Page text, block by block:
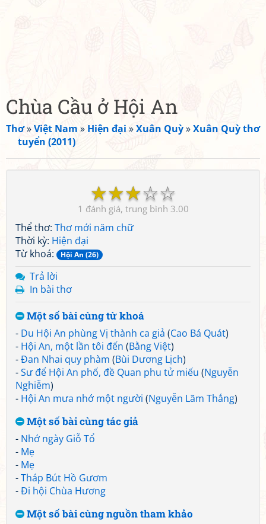
Chùa Cầu ở Hội An
Thơ»Việt Nam » Hiện đại »Xuân Quỳ»Xuân Quỳ thơ
tuyển (2011)
☆
☆
☆
☆
☆
1 3.00
Thể thơ: Thơ mới năm chữ
Thời kỳ: Hiện đại
Từ khoá:
Hội An (26)
Trả lời
In bài thơ
Một số bài cùng từ khoá
- Du Hội An phùng Vị thành ca giả (Cao Bá Quát)
- Hội An, một lần tôi đến (Bằng Việt)
-Đan Nhai quy phàm (Bùi Dương Lịch)
-Sư để Hội An phố, đề Quan phu tử miếu (Nguyễn
Nghiễm)
- Hội An mưa nhớ một người (Nguyễn Lãm Thắng)
Một số bài cùng tác giả
- Nhớ ngày Giỗ Tổ
- Mẹ
- Mẹ
-Tháp Bút Hồ Gươm
-Đi hội Chùa Hương
Một số bài cùng nguồn tham khảo